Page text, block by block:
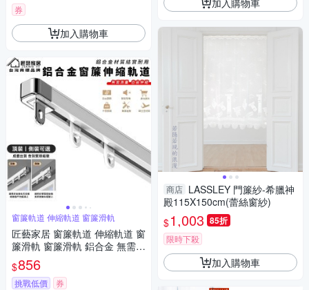
券
加入購物車
窗簾軌道 伸縮軌道 窗簾滑軌
匠藝家居 窗簾軌道 伸縮軌道 窗
簾滑軌 窗簾滑軌 鋁合金 無需測
量-單軌頂裝【1.0~1.8米寬度適
用】
$856
挑戰低價 券
商店 LASSLEY 門簾紗-希臘神
殿115X150cm(蕾絲窗紗)
$1,003 85折
限時下殺
加入購物車